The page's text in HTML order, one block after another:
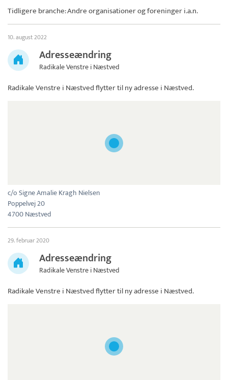
Tidligere branche: Andre organisationer og foreninger i.a.n.
10. august 2022
Adresseændring
Radikale Venstre i Næstved
Radikale Venstre i Næstvedflytter til ny adresse i Næstved.
c/o Signe Amalie Kragh Nielsen
Poppelvej 20
4700 Næstved
29. februar 2020
Adresseændring
Radikale Venstre i Næstved
Radikale Venstre i Næstvedflytter til ny adresse i Næstved.